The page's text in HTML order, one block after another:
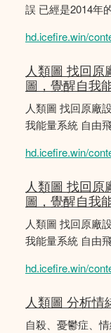
誤 已經是2014年
hd.icefire.win/
人類圖 找回
圖，覺醒自我
人類圖 找回原廠
我能量系統 自由飛
hd.icefire.win/
人類圖 找回
圖，覺醒自我
人類圖 找回原廠
我能量系統 自由飛
hd.icefire.win/
人類圖 分析
自殺、憂鬱症、